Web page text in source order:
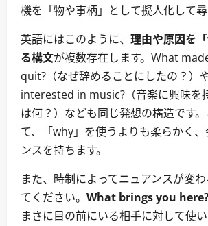
機を「物や事柄」として擬人化して尋
英語にはこのように、 理由や原因を
る構文が複数存在します。What
quit?（なぜ辞めることにしたの？）
interested in music?（音楽に興味を
は何？）なども同じ発想の構造です
て、「why」を使うよりも柔らかく
ンスを持ちます。
また、時制によってニュアンスが変
てください。 What brings you
まさに目の前にいる相手に対して使い